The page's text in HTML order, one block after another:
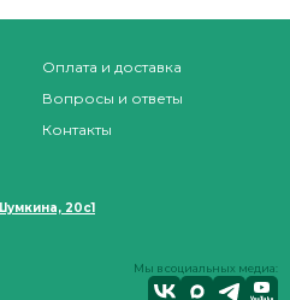
Оплата и доставка
Вопросы и ответы
Контакты
20с1
Мы в социальных медиа: